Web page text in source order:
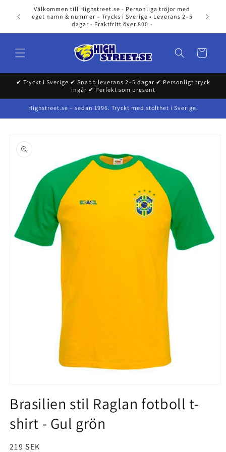
Skip to
content
Välkommen till Highstreet.se - Personliga tröjor med
eget namn & nummer – Trycks i Sverige • Leverans 2–5
dagar - Fraktfritt över 800:-
Cart
✔ Tryckt i Sverige ✔ Snabb leverans 2–5 dagar ✔ Personligt tryck
ingår ✔ Perfekt som present
Highstreet.se – sedan 1996. Tryckt med stolthet i Sverige.
product
information
media
in
modal
Brasilien stil Raglan fotboll t-
shirt - Gul grön
Regular
219 SEK